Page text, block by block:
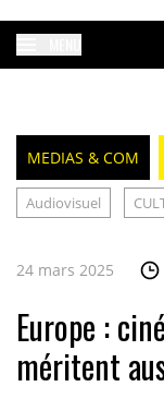
MEDIAS & COM
Audiovisuel
24 mars 2025
Europe :
méritent